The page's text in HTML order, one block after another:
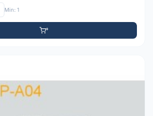
Min: 1